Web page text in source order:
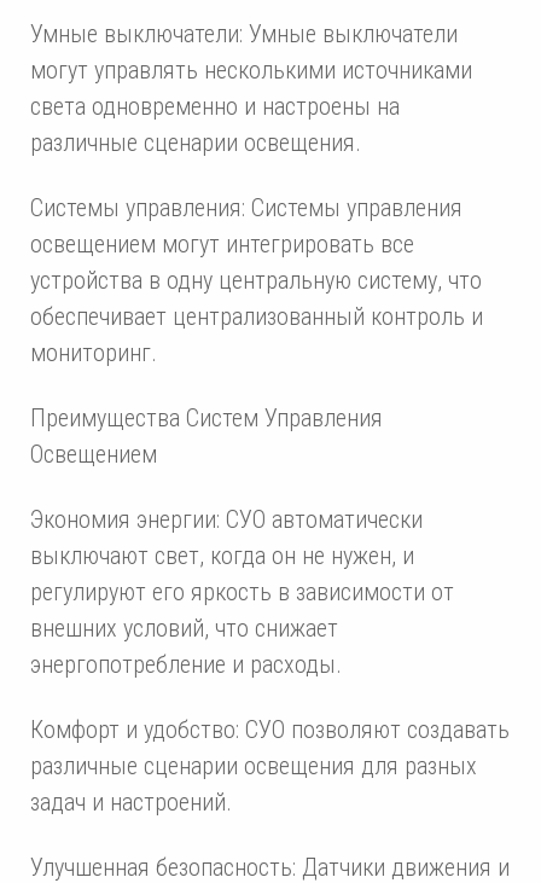
Умные выключатели: Умные выключатели
могут управлять несколькими источниками
света одновременно и настроены на
различные сценарии освещения.
Системы управления: Системы управления
освещением могут интегрировать все
устройства в одну центральную систему, что
обеспечивает централизованный контроль и
мониторинг.
Преимущества Систем Управления
Освещением
Экономия энергии: СУО автоматически
выключают свет, когда он не нужен, и
регулируют его яркость в зависимости от
внешних условий, что снижает
энергопотребление и расходы.
Комфорт и удобство: СУО позволяют создавать
различные сценарии освещения для разных
задач и настроений.
Улучшенная безопасность: Датчики движения и